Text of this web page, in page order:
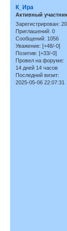
К_Ира
Активный
Зарегистрирован:
Приглашений: 0
Сообщений: 1056
Уважение: [+48/-0]
Позитив: [+33/-0]
Провел на форуме:
14 дней 14 часов
Последний визит:
2025-05-06 22:07:31